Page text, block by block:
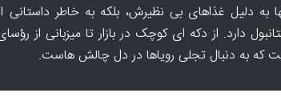
به دلیل غذاهای بی نظیرش، بلکه به خاطر داستانی
دارد. از دکه ای کوچک در بازار تا میزبانی از
که به دنبال تجلی رویاها در دل چالش هاست.